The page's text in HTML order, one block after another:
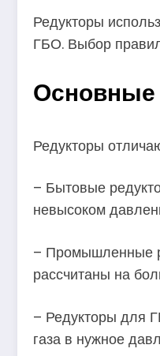
Редукторы
ГБО. Выбор
Основные
Редукторы
– Бытовые
невысоком
– Промышленные
рассчитаны на
– Редукторы для
газа в нужное